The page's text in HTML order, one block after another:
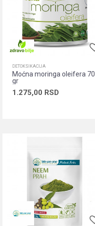
DETOKSIKACIJA
Moćna moringa oleifera 70
gr
1.275,00 RSD